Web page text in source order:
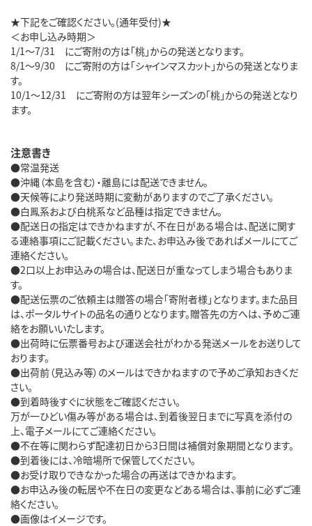
★下記をご確認ください。(通年受付)★
＜お申し込み時期＞
1/1～7/31 にご寄附の方は「桃」からの発送となります。
8/1～9/30 にご寄附の方は「シャインマスカット」からの発送となりま
す。
10/1～12/31 にご寄附の方は翌年シーズンの「桃」からの発送となり
ます。
注意書き
●常温発送
●沖縄（本島を含む）・離島には配送できません。
●天候等により発送時期に変動がありますのでご了承ください。
●白鳳系および白桃系など品種は指定できません。
●配送日の指定はできかねますが、不在日がある場合は、配送に関す
る連絡事項にご記載ください。また、お申込み後であればメールにてご
連絡ください。
●2口以上お申込みの場合は、配送日が重なってしまう場合もありま
す。
●配送伝票のご依頼主は贈答の場合「寄附者様」となります。また品目
は、ポータルサイトの品名の通りとなります。贈答先の方へは、予めご連
絡をお願いいたします。
●出荷時に伝票番号および運送会社がわかる発送メールをお送りして
おります。
●出荷前（見込み等）のメールはできかねますので予めご承知おきくだ
さい。
●到着時後すぐに状態をご確認ください。
万が一ひどい傷み等がある場合は、到着後翌日までに写真を添付の
上、電子メールにてご連絡ください。
●不在等に関わらず配達初日から3日間は補償対象期間となります。
●到着後には、冷暗場所で保管してください。
●お受け取りできなかった場合の再送はできかねます。
●お申込み後の転居や不在日の変更などある場合は、事前に必ずご連
絡ください。
●画像はイメージです。